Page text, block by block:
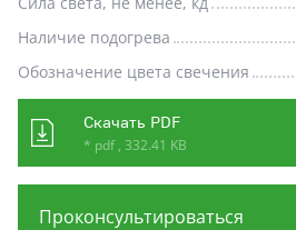
Наличие подогрева
Обозначение цвета свечения
Скачать PDF
* pdf , 332.41 KB
Проконсультироваться